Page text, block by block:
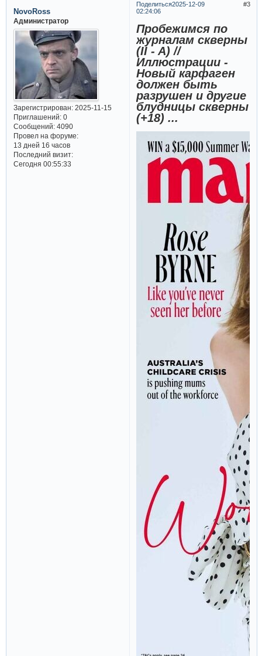
Поделиться 3
2025-12-09
02:24:06
NovoRoss
Администратор
Зарегистрирован: 2025-11-15
Приглашений:0
Сообщений:4090
Провел на форуме:
13 дней 16 часов
Последний визит:
Сегодня 00:55:33
Пробежимся по
журналам скверны
(II - A) //
Иллюстрации -
Новый карфаген
должен быть
разрушен и другие
блудницы скверны
(+18) ...